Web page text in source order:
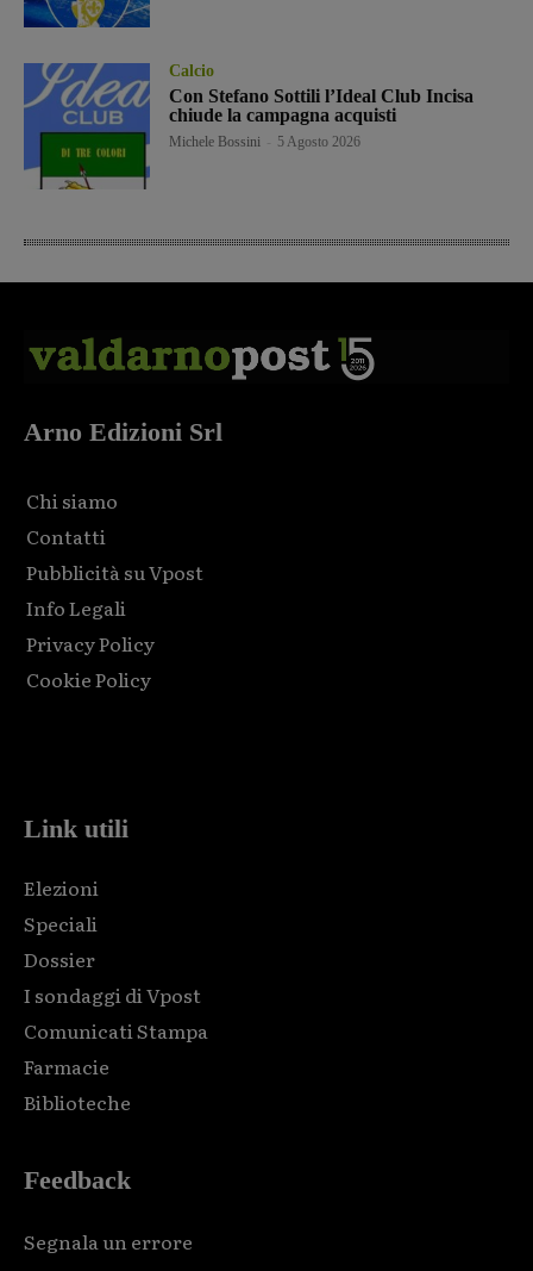
Calcio
Con Stefano Sottili l’Ideal Club Incisa
chiude la campagna acquisti
Michele Bossini 5 Agosto 2026
Arno Edizioni Srl
Chi siamo
Contatti
Pubblicità su Vpost
Info Legali
Privacy Policy
Cookie Policy
Link utili
Elezioni
Speciali
Dossier
I sondaggi di Vpost
Comunicati Stampa
Farmacie
Biblioteche
Feedback
Segnala un errore